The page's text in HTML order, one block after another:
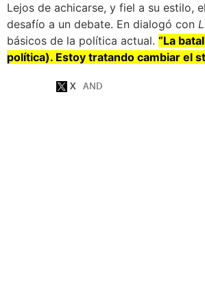
Lejos de achicarse, y fiel a su estilo,
desafío a un debate. En dialogó con
básicos de la política actual. “La
política). Estoy tratando cambiar el